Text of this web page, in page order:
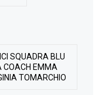
SQUADRA BLU
COACH EMMA
TOMARCHIO